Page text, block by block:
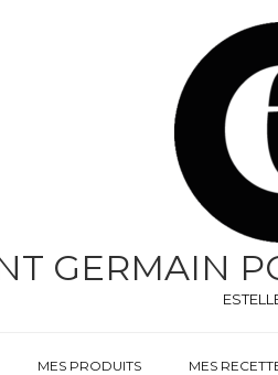
GERMAIN
MES PRODUITS MES